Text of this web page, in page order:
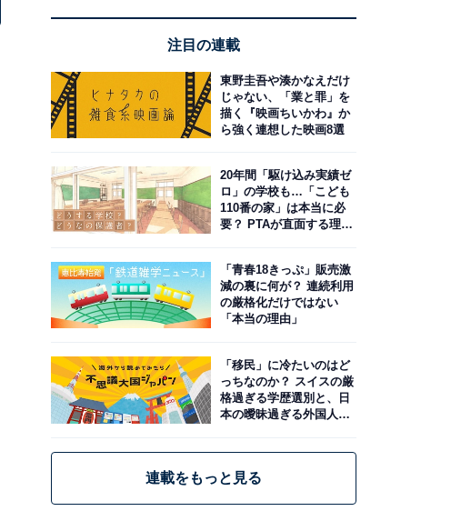
注目の連載
東野圭吾や湊かなえだけ
じゃない、「業と罪」を
描く『映画ちいかわ』か
ら強く連想した映画8選
20年間「駆け込み実績ゼ
ロ」の学校も…「こども
110番の家」は本当に必
要？ PTAが直面する理想
「青春18きっぷ」販売激
減の裏に何が？ 連続利用
の厳格化だけではない
「本当の理由」
「移民」に冷たいのはど
っちなのか？ スイスの厳
格過ぎる学歴選別と、日
本の曖昧過ぎる外国人政
連載をもっと見る